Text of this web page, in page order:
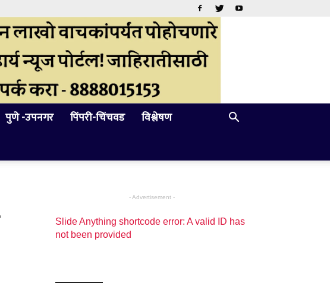
पुणे -उपनगर पिंपरी-चिंचवड
विश्लेषण
- Advertisement -
Slide Anything shortcode error: A valid ID has
not been provided